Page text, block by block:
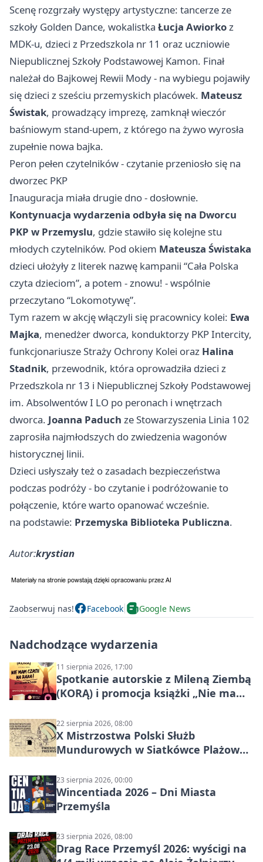
Scenę rozgrzały występy artystyczne: tancerze ze
szkoły Golden Dance, wokalistka Łucja Awiorkoz
MDK-u, dzieci z Przedszkola nr 11 oraz uczniowie
Niepublicznej Szkoły Podstawowej Kamon. Finał
należał do Bajkowej Rewii Mody - na wybiegu pojawiły
się dzieci z sześciu przemyskich placówek. Mateusz
Świstak, prowadzący imprezę, zamknął wieczór
baśniowym stand-upem, z którego na żywo wyrosła
zupełnie nowa bajka.
Peron pełen czytelników - czytanie przeniosło się na
dworzec PKP
Inauguracja miała drugie dno - dosłownie.
Kontynuacja wydarzenia odbyła się na Dworcu
PKP w Przemyslu, gdzie stawiło się kolejne stu
młodych czytelników. Pod okiem Mateusza Świstaka
dzieci ułożyły z literek nazwę kampanii “Cała Polska
czyta dzieciom”, a potem - znowu! - wspólnie
przeczytano “Lokomotywę”.
Tym razem w akcję włączyli się pracownicy kolei: Ewa
Majka, menedżer dworca, konduktorzy PKP Intercity,
funkcjonariusze Straży Ochrony Kolei oraz Halina
Stadnik, przewodnik, która oprowadziła dzieci z
Przedszkola nr 13 i Niepublicznej Szkoły Podstawowej
im. Absolwentów I LO po peronach i wnętrzach
dworca. Joanna Paduch ze Stowarzyszenia Linia 102
zaprosiła najmłodszych do zwiedzenia wagonów
historycznej linii.
Dzieci usłyszały też o zasadach bezpieczeństwa
podczas podróży - bo czytanie i podróżowanie to
połączenie, które warto opanować wcześnie.
na podstawie: Przemyska Biblioteka Publiczna.
Autor:krystian
Zaobserwuj nas! Facebook Google News
Nadchodzące wydarzenia
11 sierpnia 2026, 17:00
Spotkanie autorskie z Mileną Ziembą
(KORĄ) i promocja książki „Nie mam
22 sierpnia 2026, 08:00
X Mistrzostwa Polski Służb
Mundurowych w Siatkówce Plażowej
23 sierpnia 2026, 00:00
Wincentiada 2026 – Dni Miasta
Przemyśla
23 sierpnia 2026, 08:00
Drag Race Przemyśl 2026: wyścigi na